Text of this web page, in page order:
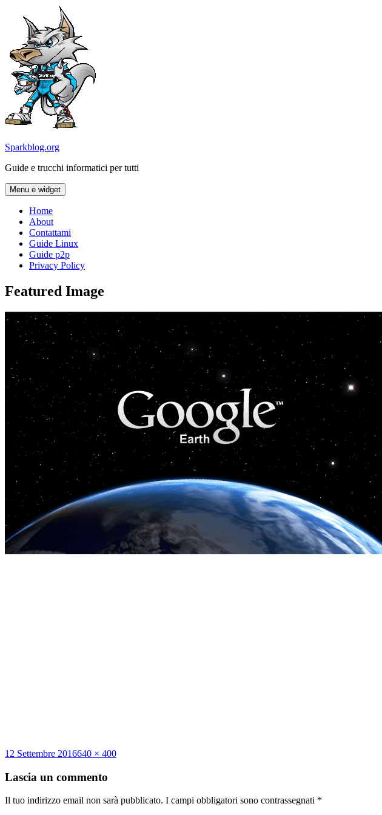
contenuto
Sparkblog.org
Guide e trucchi informatici per tutti
Menu e widget
Home
About
Contattami
Guide Linux
Guide p2p
Privacy Policy
Featured Image
Scritto
12 Settembre 2016Dimensione
640 × 400
Lascia un commento
Il tuo indirizzo email non sarà pubblicato. I campi obbligatori sono contrassegnati *